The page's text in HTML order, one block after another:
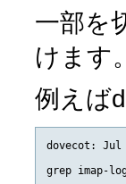
一部を
けます。
例えば
dovecot: Jul